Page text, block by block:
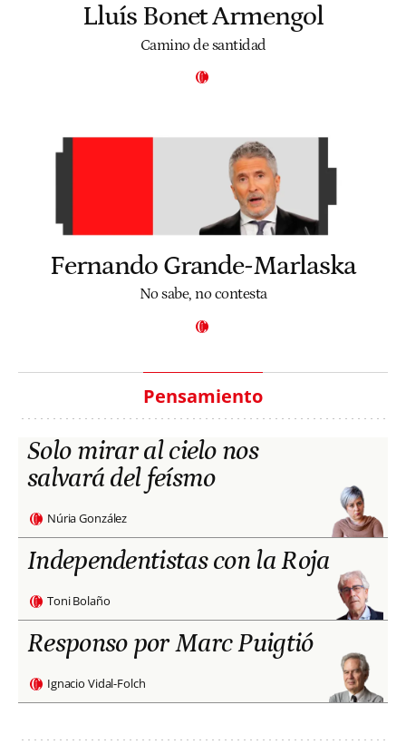
Lluís Bonet Armengol
Camino de santidad
Fernando Grande-Marlaska
No sabe, no contesta
Pensamiento
Solo mirar al cielo nos
salvará del feísmo
Núria González
Independentistas con la Roja
Toni Bolaño
Responso por Marc Puigtió
Ignacio Vidal-Folch